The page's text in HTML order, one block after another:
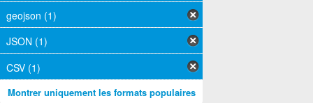
geojson (1)
JSON (1)
CSV (1)
Montrer uniquement les formats populaires